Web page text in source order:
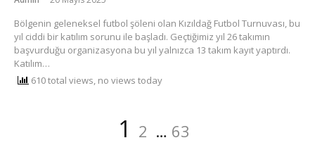
Bölgenin geleneksel futbol şöleni olan Kızıldağ Futbol Turnuvası, bu
yıl ciddi bir katılım sorunu ile başladı. Geçtiğimiz yıl 26 takımın
başvurduğu organizasyona bu yıl yalnızca 13 takım kayıt yaptırdı.
Katılım…
610 total views, no views today
Sayfa
1 Sayfa
2 … Sayfa
63